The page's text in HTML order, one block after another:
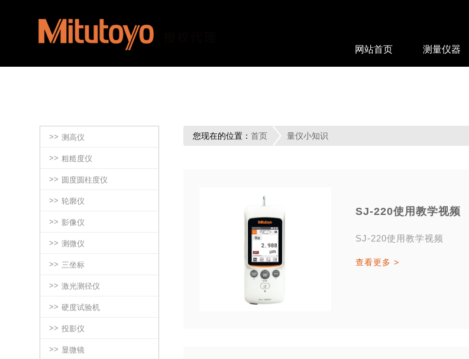
网站首页 测量仪器
>> 测高仪
>> 粗糙度仪
>> 圆度圆柱度仪
>> 轮廓仪
>> 影像仪
>> 测微仪
>> 三坐标
>> 激光测径仪
>> 硬度试验机
>> 投影仪
>> 显微镜
您现在的位置：首页 量仪小知识
SJ-220使用教学视频
SJ-220使用教学视频
查看更多 >